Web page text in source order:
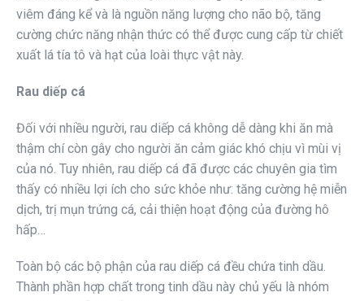
viêm đáng kể và là nguồn năng lượng cho não bộ, tăng
cường chức năng nhận thức có thể được cung cấp từ chiết
xuất lá tía tô và hạt của loài thực vật này.
Rau diếp cá
Đối với nhiều người, rau diếp cá không dễ dàng khi ăn mà
thậm chí còn gây cho người ăn cảm giác khó chịu vì mùi vị
của nó. Tuy nhiên, rau diếp cá đã được các chuyên gia tìm
thấy có nhiều lợi ích cho sức khỏe như: tăng cường hệ miễn
dịch, trị mụn trứng cá, cải thiện hoạt động của đường hô
hấp…
Toàn bộ các bộ phận của rau diếp cá đều chứa tinh dầu.
Thành phần hợp chất trong tinh dầu này chủ yếu là nhóm